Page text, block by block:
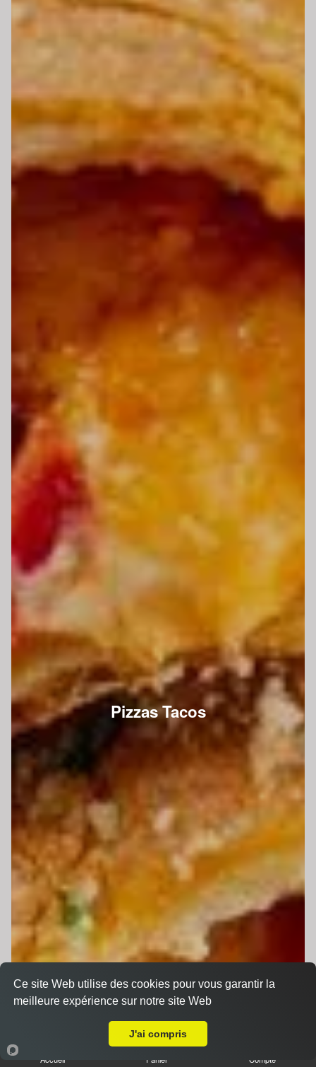
Pizzas Tacos
Accueil Panier Compte
Ce site Web utilise des cookies pour vous garantir la
meilleure expérience sur notre site Web
J'ai compris